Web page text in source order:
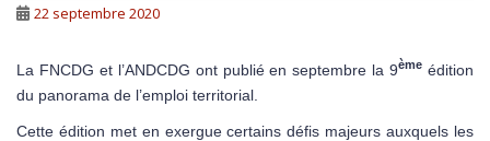
22 septembre 2020
La FNCDG et l’ANDCDG ont publié en septembre la 9ème édition
du panorama de l’emploi territorial.
Cette édition met en exergue certains défis majeurs auxquels les